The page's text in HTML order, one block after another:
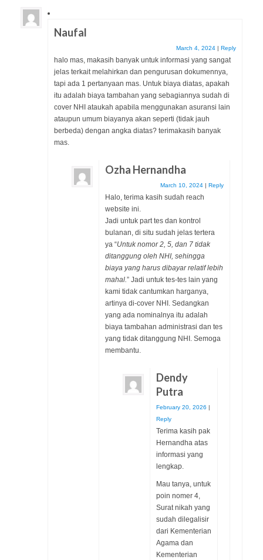
Naufal
March 4, 2024 Reply
halo mas, makasih banyak untuk informasi yang sangat
jelas terkait melahirkan dan pengurusan dokumennya,
tapi ada 1 pertanyaan mas. Untuk biaya diatas, apakah
itu adalah biaya tambahan yang sebagiannya sudah di
cover NHI ataukah apabila menggunakan asuransi lain
ataupun umum biayanya akan seperti (tidak jauh
berbeda) dengan angka diatas? terimakasih banyak
mas.
Ozha Hernandha
March 10, 2024 Reply
Halo, terima kasih sudah reach
website ini.
Jadi untuk part tes dan kontrol
bulanan, di situ sudah jelas tertera
ya “Untuk nomor 2, 5, dan 7 tidak
ditanggung oleh NHI, sehingga
biaya yang harus dibayar relatif lebih
mahal.” Jadi untuk tes-tes lain yang
kami tidak cantumkan harganya,
artinya di-cover NHI. Sedangkan
yang ada nominalnya itu adalah
biaya tambahan administrasi dan tes
yang tidak ditanggung NHI. Semoga
membantu.
Dendy
Putra
February 20, 2026
Reply
Terima kasih pak
Hernandha atas
informasi yang
lengkap.
Mau tanya, untuk
poin nomer 4,
Surat nikah yang
sudah dilegalisir
dari Kementerian
Agama dan
Kementerian